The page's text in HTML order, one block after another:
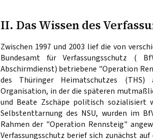
II. Das Wissen des
Zwischen 1997 und 2003 lief die von
Bundesamt für Verfassungsschutz (
Abschirmdienst) betriebene "Operation
des Thüringer Heimatschutzes (THS)
Organisation, in der die späteren
und Beate Zschäpe politisch sozialisiert
Selbstenttarnung des NSU, wurden im
Rahmen der "Operation Rennsteig"
Verfassungsschutz berief sich zunächst